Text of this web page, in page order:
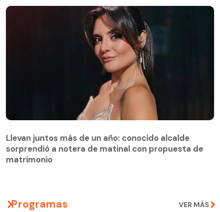
Llevan juntos más de un año: conocido alcalde
sorprendió a notera de matinal con propuesta de
matrimonio
Programas VER MÁS